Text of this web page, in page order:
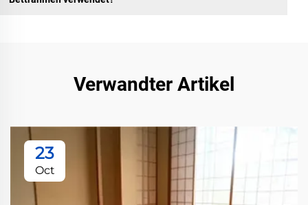
Verwandter Artikel
23
Oct